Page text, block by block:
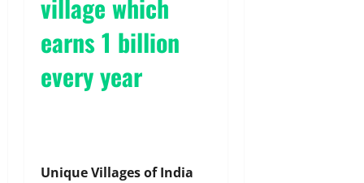
village which
earns 1 billion
every year
Unique Villages of India